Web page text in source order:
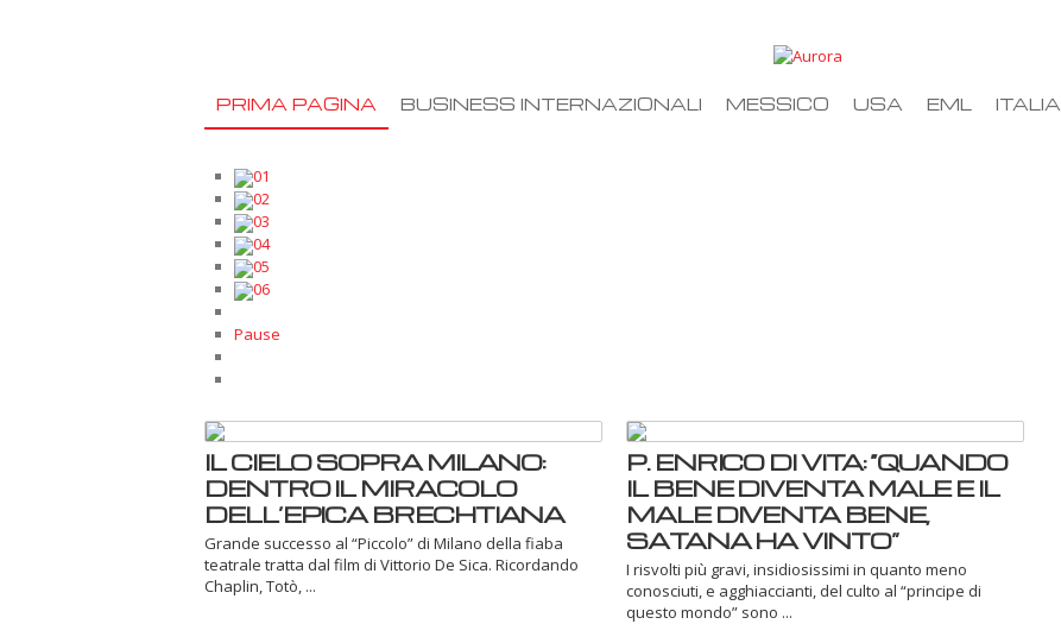
PRIMA PAGINA BUSINESS INTERNAZIONALI MESSICO USA EML ITALIA
01
02
03
04
05
06
Pause
IL CIELO SOPRA MILANO:
DENTRO IL MIRACOLO
DELL’EPICA BRECHTIANA
Grande successo al “Piccolo” di Milano della fiaba
teatrale tratta dal film di Vittorio De Sica. Ricordando
Chaplin, Totò, ...
P. ENRICO DI VITA: “QUANDO
IL BENE DIVENTA MALE E IL
MALE DIVENTA BENE,
SATANA HA VINTO”
I risvolti più gravi, insidiosissimi in quanto meno
conosciuti, e agghiaccianti, del culto al “principe di
questo mondo” sono ...